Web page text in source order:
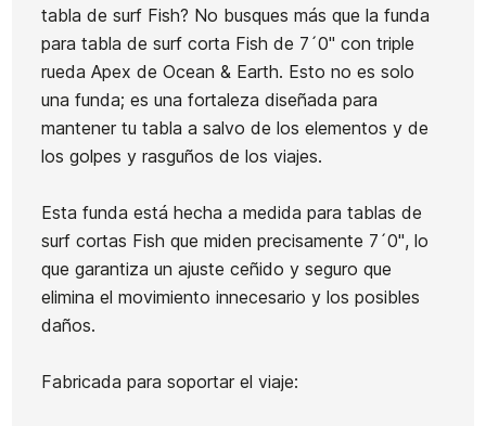
tabla de surf Fish? No busques más que la funda
para tabla de surf corta Fish de 7´0" con triple
rueda Apex de Ocean & Earth. Esto no es solo
una funda; es una fortaleza diseñada para
mantener tu tabla a salvo de los elementos y de
los golpes y rasguños de los viajes.
Esta funda está hecha a medida para tablas de
surf cortas Fish que miden precisamente 7´0", lo
que garantiza un ajuste ceñido y seguro que
elimina el movimiento innecesario y los posibles
daños.
Fabricada para soportar el viaje: